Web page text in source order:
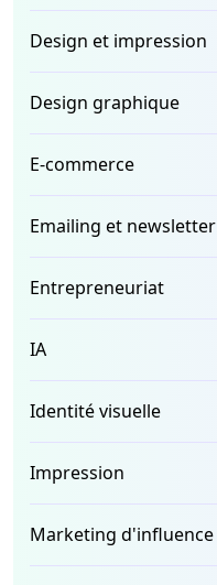
Design et impression
Design graphique
E-commerce
Emailing et newsletter
Entrepreneuriat
IA
Identité visuelle
Impression
Marketing d'influence